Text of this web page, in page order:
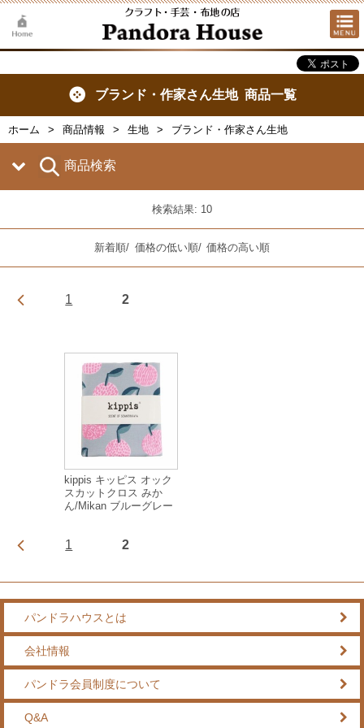
ブランド・作家さん生地 商品一覧
ホーム 商品情報 生地 ブランド・作家さん生地
商品検索
検索結果: 10
新着順/ 価格の低い順/ 価格の高い順
1 2
kippis キッピス オック
スカットクロス みか
ん/Mikan ブルーグレー
1 2
パンドラハウスとは
会社情報
パンドラ会員制度について
Q&A